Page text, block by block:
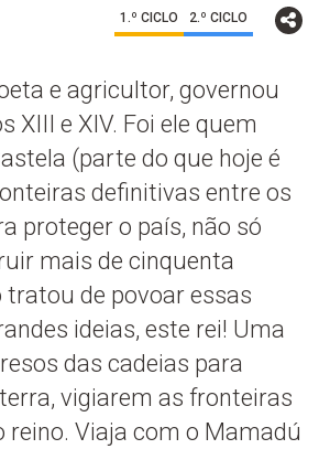
1.º CICLO 2.º CICLO
e agricultor, governou
XIII e XIV. Foi ele quem
(parte do que hoje é
definitivas entre os
proteger o país, não só
mais de cinquenta
de povoar essas
ideias, este rei! Uma
das cadeias para
vigiarem as fronteiras
reino. Viaja com o Mamadú